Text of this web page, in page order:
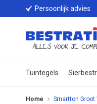
Persoonlijk advies
Tuintegels
Home Smartton